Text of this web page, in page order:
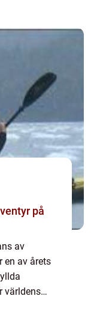
av
en av årets
världens